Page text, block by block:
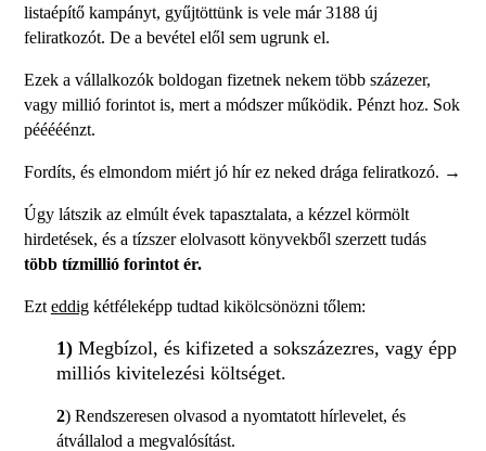
listaépítő kampányt, gyűjtöttünk is vele már 3188 új
feliratkozót. De a bevétel elől sem ugrunk el.
Ezek a vállalkozók boldogan fizetnek nekem több százezer,
vagy millió forintot is, mert a módszer működik. Pénzt hoz. Sok
pééééénzt.
Fordíts, és elmondom miért jó hír ez neked drága feliratkozó. →
Úgy látszik az elmúlt évek tapasztalata, a kézzel körmölt
hirdetések, és a tízszer elolvasott könyvekből szerzett tudás
több tízmillió forintot ér.
Ezt eddigkétféleképp tudtad kikölcsönözni tőlem:
1)Megbízol, és kifizeted a sokszázezres, vagy épp
milliós kivitelezési költséget.
2) Rendszeresen olvasod a nyomtatott hírlevelet, és
átvállalod a megvalósítást.